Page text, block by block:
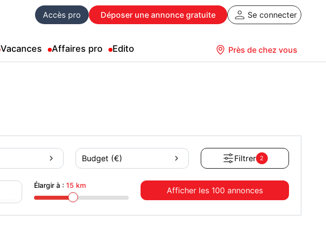
Accès pro Déposer une annonce gratuite Se connecter
Vacances Affaires pro Edito Près de chez vous
Budget (€) Filtrer 2
Élargir à : 15 km
Afficher les 100 annonces